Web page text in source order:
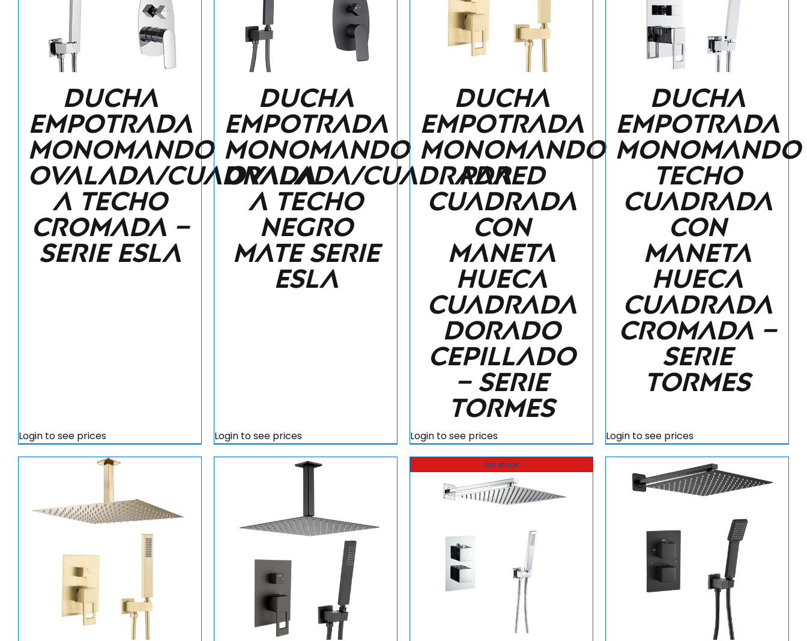
Ducha
empotrada
monomando
ovalada/cuadrada
a techo
cromada –
Serie Esla
Login to see prices
Ducha
empotrada
monomando
ovalada/cuadrada
a techo
negro
mate serie
Esla
Login to see prices
Ducha
empotrada
monomando
pared
cuadrada
con
maneta
hueca
cuadrada
dorado
cepillado
– Serie
Tormes
Login to see prices
Ducha
empotrada
monomando
techo
cuadrada
con
maneta
hueca
cuadrada
cromada –
Serie
Tormes
Login to see prices
Sin stock